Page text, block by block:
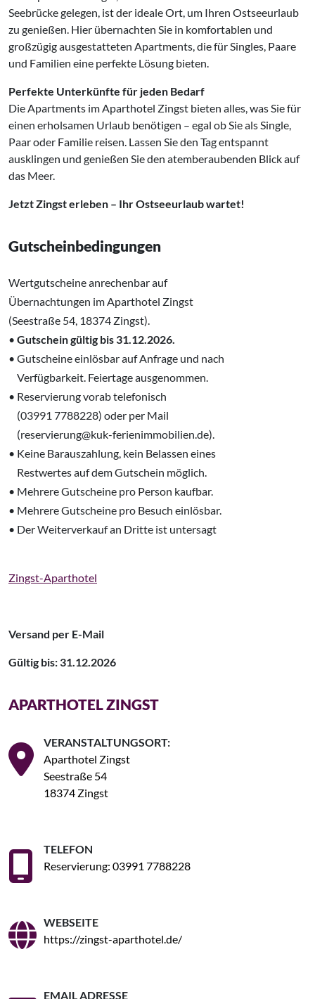
Seebrücke gelegen, ist der ideale Ort, um Ihren Ostseeurlaub
zu genießen. Hier übernachten Sie in komfortablen und
großzügig ausgestatteten Apartments, die für Singles, Paare
und Familien eine perfekte Lösung bieten.
Perfekte Unterkünfte für jeden Bedarf
Die Apartments im Aparthotel Zingst bieten alles, was Sie für
einen erholsamen Urlaub benötigen – egal ob Sie als Single,
Paar oder Familie reisen. Lassen Sie den Tag entspannt
ausklingen und genießen Sie den atemberaubenden Blick auf
das Meer.
Jetzt Zingst erleben – Ihr Ostseeurlaub wartet!
Gutscheinbedingungen
Wertgutscheine anrechenbar auf
Übernachtungen im Aparthotel Zingst
‌(Seestraße 54, 18374 Zingst).
• Gutschein gültig bis 31.12.2026.
• Gutscheine einlösbar auf Anfrage und nach
‌ Verfügbarkeit. Feiertage ausgenommen.
• Reservierung vorab telefonisch
‌ (03991 7788228) oder per Mail
‌ (reservierung@kuk-ferienimmobilien.de).
• Keine Barauszahlung, kein Belassen eines
‌ Restwertes auf dem Gutschein möglich.
• Mehrere Gutscheine pro Person kaufbar.
• Mehrere Gutscheine pro Besuch einlösbar.
• Der Weiterverkauf an Dritte ist untersagt
Zingst-Aparthotel
Versand per E-Mail
Gültig bis: 31.12.2026
APARTHOTEL ZINGST
VERANSTALTUNGSORT:
Aparthotel Zingst
Seestraße 54
18374 Zingst
TELEFON
Reservierung: 03991 7788228
WEBSEITE
https://zingst-aparthotel.de/
EMAIL ADRESSE